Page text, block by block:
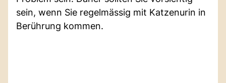
sein, wenn Sie regelmässig mit Katzenurin in
Berührung kommen.